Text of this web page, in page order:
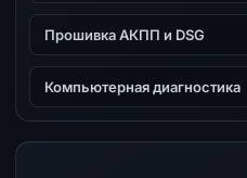
Прошивка АКПП и DSG
Компьютерная диагностика